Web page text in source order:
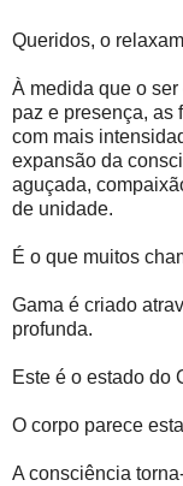
Queridos, o
À medida que o
paz e presença, as
com mais
expansão da
aguçada,
de unidade.
É o que muitos
Gama é criado
profunda.
Este é o estado do
O corpo parece
A consciência